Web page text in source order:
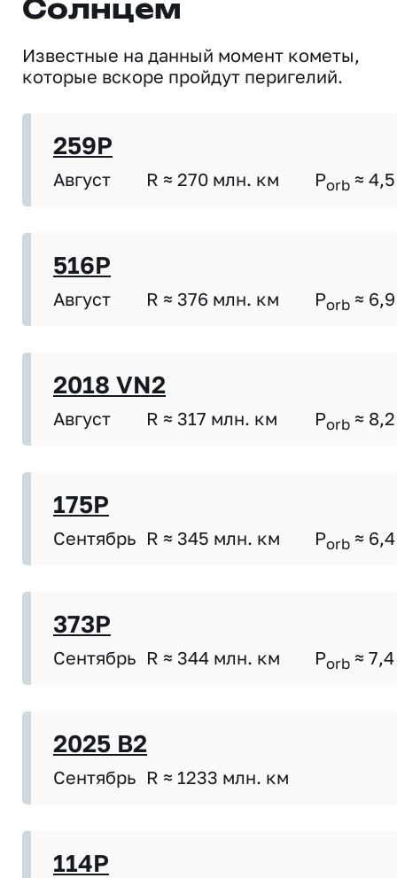
Солнцем
Известные на данный момент кометы,
которые вскоре пройдут перигелий.
259P
Август R ≈ 270 млн. км Porb ≈ 4,5
516P
Август R ≈ 376 млн. км Porb ≈ 6,9
2018 VN2
Август R ≈ 317 млн. км Porb ≈ 8,2
175P
Сентябрь R ≈ 345 млн. км Porb ≈ 6,4
373P
Сентябрь R ≈ 344 млн. км Porb ≈ 7,4
2025 B2
Сентябрь R ≈ 1233 млн. км
114P